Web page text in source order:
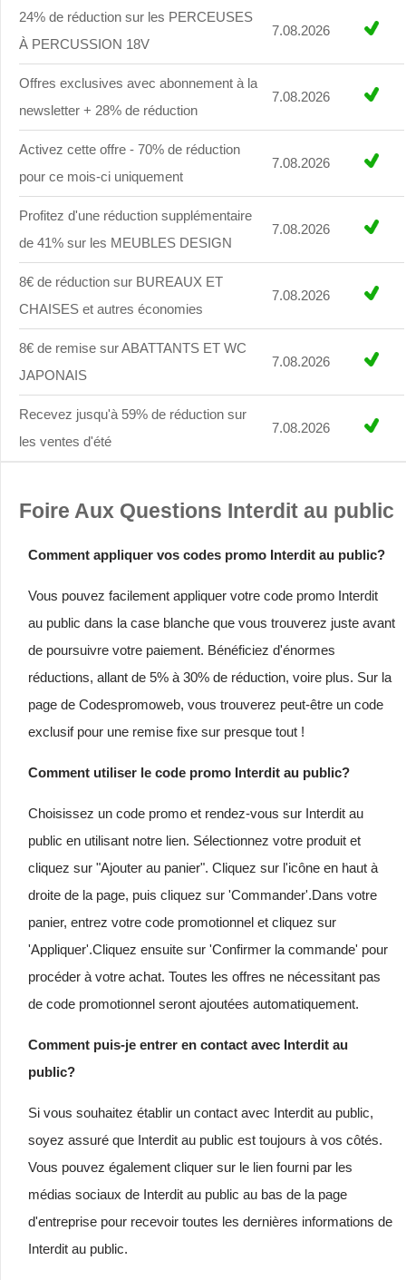
24% de réduction sur les PERCEUSES
À PERCUSSION 18V
7.08.2026
Offres exclusives avec abonnement à la
newsletter + 28% de réduction
7.08.2026
Activez cette offre - 70% de réduction
pour ce mois-ci uniquement
7.08.2026
Profitez d'une réduction supplémentaire
de 41% sur les MEUBLES DESIGN
7.08.2026
8€ de réduction sur BUREAUX ET
CHAISES et autres économies
7.08.2026
8€ de remise sur ABATTANTS ET WC
JAPONAIS
7.08.2026
Recevez jusqu'à 59% de réduction sur
les ventes d'été
7.08.2026
Foire Aux Questions Interdit au public
Comment appliquer vos codes promo Interdit au public?
Vous pouvez facilement appliquer votre code promo Interdit
au public dans la case blanche que vous trouverez juste avant
de poursuivre votre paiement. Bénéficiez d'énormes
réductions, allant de 5% à 30% de réduction, voire plus. Sur la
page de Codespromoweb, vous trouverez peut-être un code
exclusif pour une remise fixe sur presque tout !
Comment utiliser le code promo Interdit au public?
Choisissez un code promo et rendez-vous sur Interdit au
public en utilisant notre lien. Sélectionnez votre produit et
cliquez sur "Ajouter au panier". Cliquez sur l'icône en haut à
droite de la page, puis cliquez sur 'Commander'.Dans votre
panier, entrez votre code promotionnel et cliquez sur
'Appliquer'.Cliquez ensuite sur 'Confirmer la commande' pour
procéder à votre achat. Toutes les offres ne nécessitant pas
de code promotionnel seront ajoutées automatiquement.
Comment puis-je entrer en contact avec Interdit au
public?
Si vous souhaitez établir un contact avec Interdit au public,
soyez assuré que Interdit au public est toujours à vos côtés.
Vous pouvez également cliquer sur le lien fourni par les
médias sociaux de Interdit au public au bas de la page
d'entreprise pour recevoir toutes les dernières informations de
Interdit au public.